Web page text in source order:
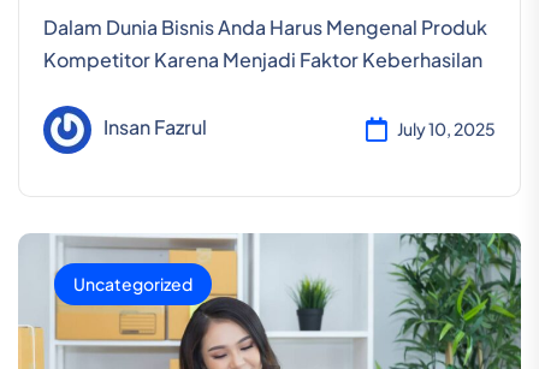
Dalam Dunia Bisnis Anda Harus Mengenal Produk
Kompetitor Karena Menjadi Faktor Keberhasilan
Insan Fazrul July 10, 2025
Uncategorized